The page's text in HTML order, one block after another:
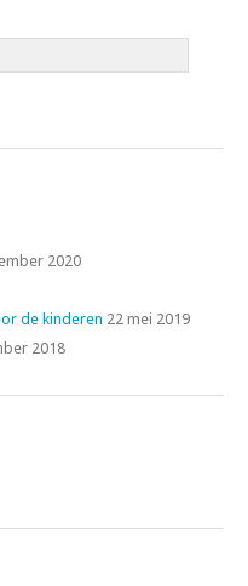
2020
de kinderen 22 mei 2019
2018